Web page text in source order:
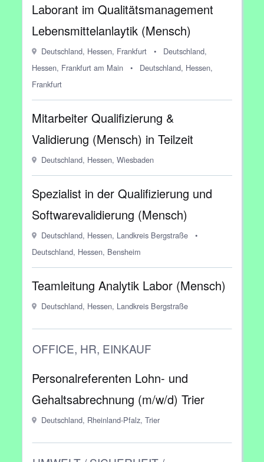
Laborant im Qualitätsmanagement
Lebensmittelanlaytik (Mensch)
Deutschland, Hessen, Frankfurt •
Deutschland,
Hessen, Frankfurt am Main
•
Deutschland, Hessen,
Frankfurt
Mitarbeiter Qualifizierung &
Validierung (Mensch) in Teilzeit
Deutschland, Hessen, Wiesbaden
Spezialist in der Qualifizierung und
Softwarevalidierung (Mensch)
Deutschland, Hessen, Landkreis Bergstraße
•
Deutschland, Hessen, Bensheim
Teamleitung Analytik Labor (Mensch)
Deutschland, Hessen, Landkreis Bergstraße
OFFICE, HR, EINKAUF
Personalreferenten Lohn- und
Gehaltsabrechnung (m/w/d) Trier
Deutschland, Rheinland-Pfalz, Trier